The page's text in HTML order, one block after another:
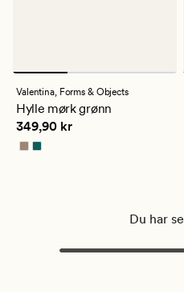
Valentina, Forms & Objects
Hylle mørk grønn
Pris 349,90 kr
349,90 kr
Du har